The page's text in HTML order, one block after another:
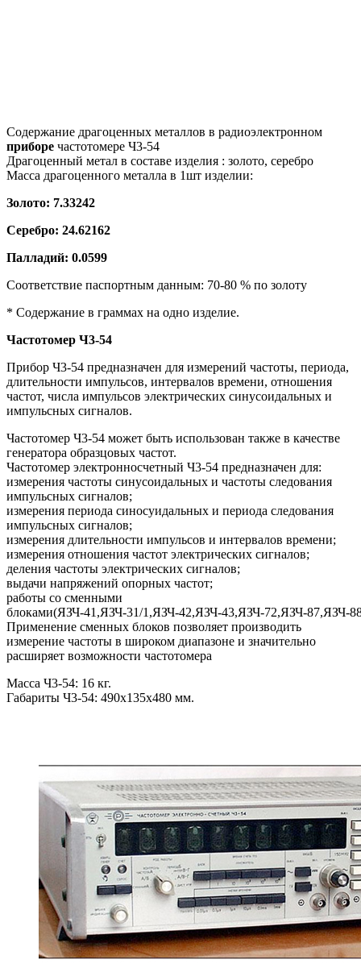
Содержание драгоценных металлов в радиоэлектронном
приборе частотомере Ч3-54
Драгоценный метал в составе изделия : золото, серебро
Масса драгоценного металла в 1шт изделии:
Золото: 7.33242
Серебро: 24.62162
Палладий: 0.0599
Соответствие паспортным данным: 70-80 % по золоту
* Содержание в граммах на одно изделие.
Частотомер Ч3-54
Прибор Ч3-54 предназначен для измерений частоты, периода,
длительности импульсов, интервалов времени, отношения
частот, числа импульсов электрических синусоидальных и
импульсных сигналов.
Частотомер Ч3-54 может быть использован также в качестве
генератора образцовых частот.
Частотомер электронносчетный Ч3-54 предназначен для:
измерения частоты синусоидальных и частоты следования
импульсных сигналов;
измерения периода синосуидальных и периода следования
импульсных сигналов;
измерения длительности импульсов и интервалов времени;
измерения отношения частот электрических сигналов;
деления частоты электрических сигналов;
выдачи напряжений опорных частот;
работы со сменными
блоками(ЯЗЧ-41,ЯЗЧ-31/1,ЯЗЧ-42,ЯЗЧ-43,ЯЗЧ-72,ЯЗЧ-87,ЯЗЧ-
Применение сменных блоков позволяет прoизводить
измерение частоты в широком диапазоне и значительно
расширяет возможности частотомера
Масса Ч3-54: 16 кг.
Габариты Ч3-54: 490x135x480 мм.